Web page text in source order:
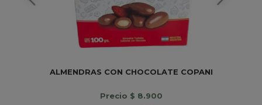
ALMENDRAS CON CHOCOLATE COPANI
Precio $ 8.900